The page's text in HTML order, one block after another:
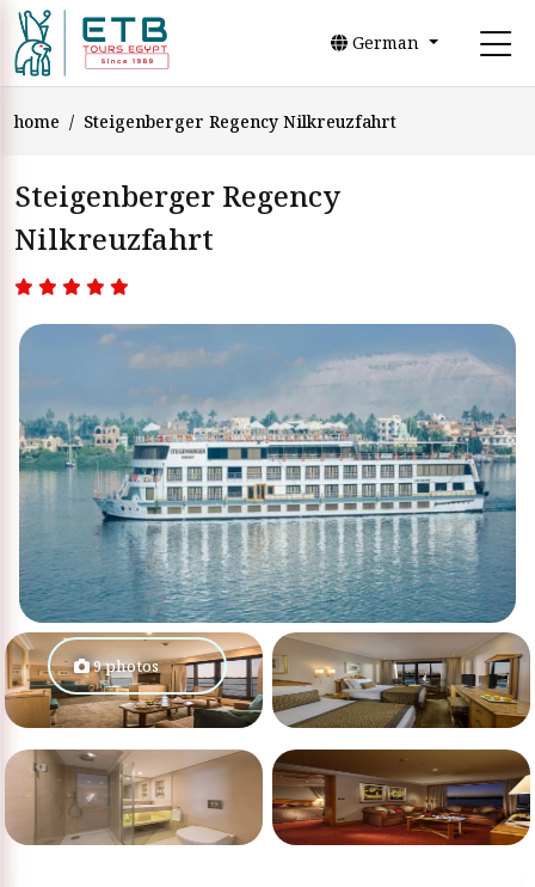
German
home Steigenberger Regency Nilkreuzfahrt
Steigenberger Regency
Nilkreuzfahrt
9 photos